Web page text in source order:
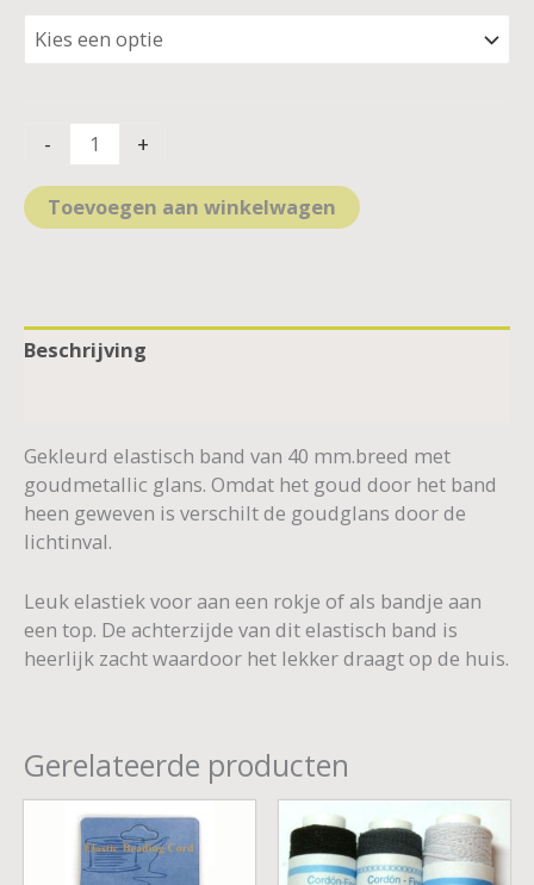
- +
Toevoegen aan winkelwagen
Beschrijving
Gekleurd elastisch band van 40 mm.breed met
goudmetallic glans. Omdat het goud door het band
heen geweven is verschilt de goudglans door de
lichtinval.
Leuk elastiek voor aan een rokje of als bandje aan
een top. De achterzijde van dit elastisch band is
heerlijk zacht waardoor het lekker draagt op de huis.
Gerelateerde producten